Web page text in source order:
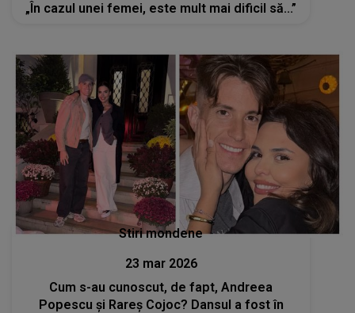
„În cazul unei femei, este mult mai dificil să...”
Stiri mondene
23 mar 2026
Cum s-au cunoscut, de fapt, Andreea
Popescu și Rareș Cojoc? Dansul a fost în